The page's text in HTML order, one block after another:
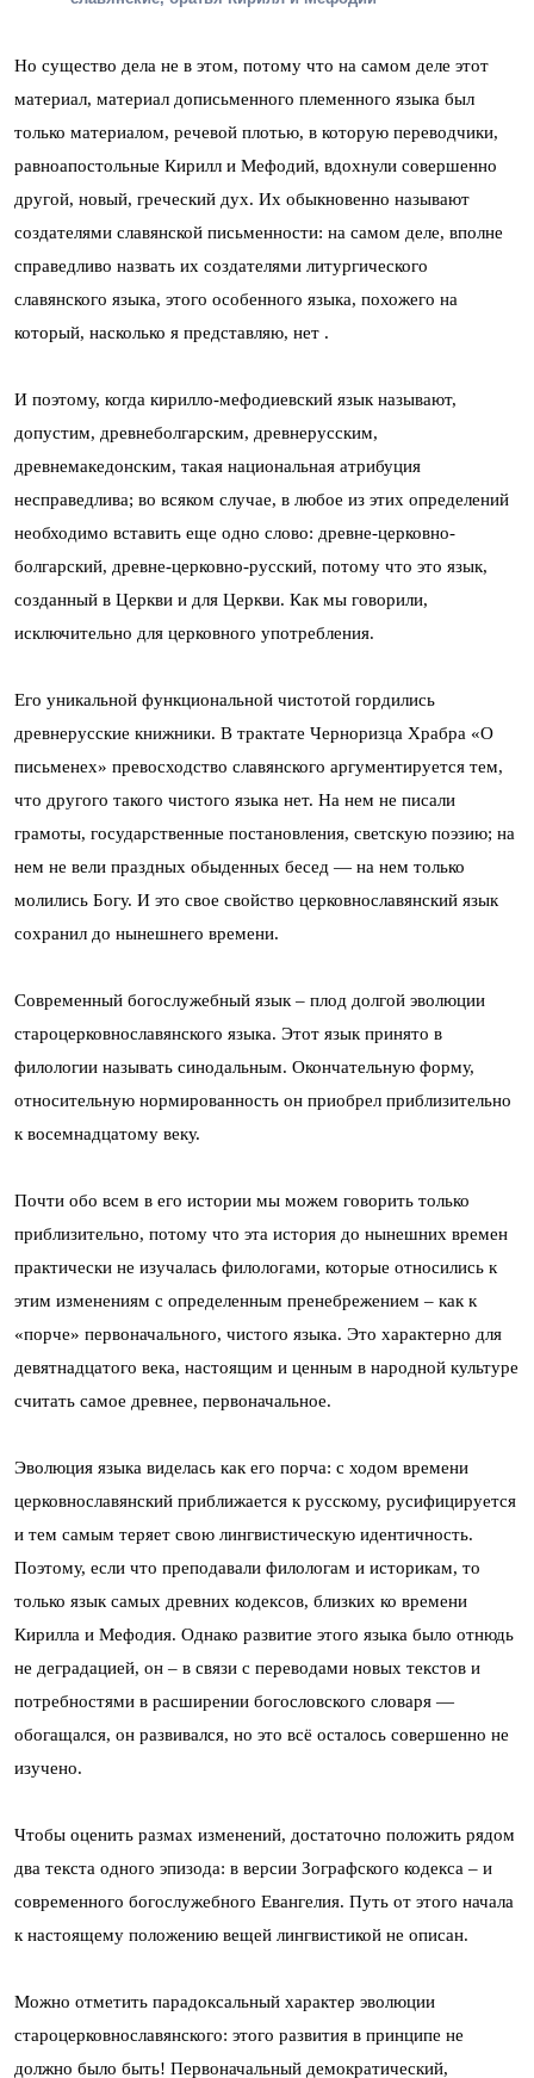
Но существо дела не в этом, потому что на самом деле этот
материал, материал дописьменного племенного языка был
только материалом, речевой плотью, в которую переводчики,
равноапостольные Кирилл и Мефодий, вдохнули совершенно
другой, новый, греческий дух. Их обыкновенно называют
создателями славянской письменности: на самом деле, вполне
справедливо назвать их создателями литургического
славянского языка, этого особенного языка, похожего на
который, насколько я представляю, нет .
И поэтому, когда кирилло-мефодиевский язык называют,
допустим, древнеболгарским, древнерусским,
древнемакедонским, такая национальная атрибуция
несправедлива; во всяком случае, в любое из этих определений
необходимо вставить еще одно слово: древне-церковно-
болгарский, древне-церковно-русский, потому что это язык,
созданный в Церкви и для Церкви. Как мы говорили,
исключительно для церковного употребления.
Его уникальной функциональной чистотой гордились
древнерусские книжники. В трактате Черноризца Храбра «О
письменех» превосходство славянского аргументируется тем,
что другого такого чистого языка нет. На нем не писали
грамоты, государственные постановления, светскую поэзию; на
нем не вели праздных обыденных бесед — на нем только
молились Богу. И это свое свойство церковнославянский язык
сохранил до нынешнего времени.
Современный богослужебный язык – плод долгой эволюции
староцерковнославянского языка. Этот язык принято в
филологии называть синодальным. Окончательную форму,
относительную нормированность он приобрел приблизительно
к восемнадцатому веку.
Почти обо всем в его истории мы можем говорить только
приблизительно, потому что эта история до нынешних времен
практически не изучалась филологами, которые относились к
этим изменениям с определенным пренебрежением – как к
«порче» первоначального, чистого языка. Это характерно для
девятнадцатого века, настоящим и ценным в народной культуре
считать самое древнее, первоначальное.
Эволюция языка виделась как его порча: с ходом времени
церковнославянский приближается к русскому, русифицируется
и тем самым теряет свою лингвистическую идентичность.
Поэтому, если что преподавали филологам и историкам, то
только язык самых древних кодексов, близких ко времени
Кирилла и Мефодия. Однако развитие этого языка было отнюдь
не деградацией, он – в связи с переводами новых текстов и
потребностями в расширении богословского словаря —
обогащался, он развивался, но это всё осталось совершенно не
изучено.
Чтобы оценить размах изменений, достаточно положить рядом
два текста одного эпизода: в версии Зографского кодекса – и
современного богослужебного Евангелия. Путь от этого начала
к настоящему положению вещей лингвистикой не описан.
Можно отметить парадоксальный характер эволюции
староцерковнославянского: этого развития в принципе не
должно было быть! Первоначальный демократический,